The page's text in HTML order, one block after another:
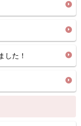
した！